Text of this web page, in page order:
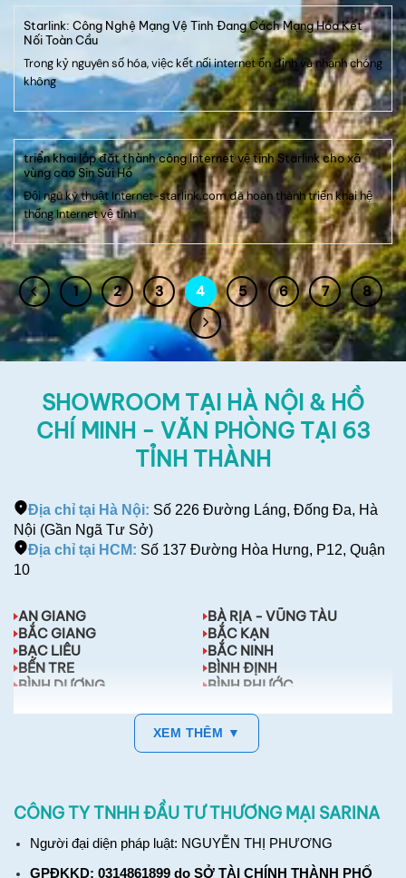
Starlink: Công Nghệ Mạng Vệ Tinh Đang Cách Mạng Hóa Kết
Nối Toàn Cầu
Trong kỷ nguyên số hóa, việc kết nối internet ổn định và nhanh chóng
không
triển khai lắp đặt thành công Internet vệ tinh Starlink cho xã
vùng cao Sin Súi Hồ
Đội ngũ kỹ thuật Internet-starlink.com đã hoàn thành triển khai hệ
thống Internet vệ tinh
1 2 3 4 5 6 7 8
SHOWROOM TẠI HÀ NỘI & HỒ
CHÍ MINH - VĂN PHÒNG TẠI 63
TỈNH THÀNH
Địa chỉ tại Hà Nội: Số 226 Đường Láng, Đống Đa, Hà
Nội (Gần Ngã Tư Sở)
Địa chỉ tại HCM: Số 137 Đường Hòa Hưng, P12, Quận
10
AN GIANG
BÀ RỊA - VŨNG TÀU
BẮC GIANG
BẮC KẠN
BẠC LIÊU
BẮC NINH
BẾN TRE
BÌNH ĐỊNH
BÌNH DƯƠNG
BÌNH PHƯỚC
XEM THÊM ▼
CÔNG TY TNHH ĐẦU TƯ THƯƠNG MẠI SARINA
Người đại diện pháp luật: NGUYỄN THỊ PHƯƠNG
GPĐKKD: 0314861899 do SỞ TÀI CHÍNH THÀNH PHỐ